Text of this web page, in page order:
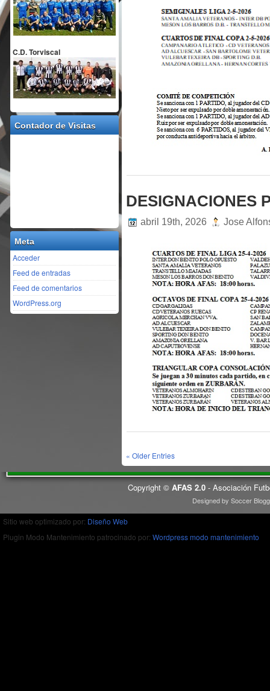
C.D. Torviscal
Contador de Visitas
Meta
Acceder
Feed de entradas
Feed de comentarios
WordPress.org
DESIGNACIONES
abril 19th, 2026 Jose
« Older Entries
Copyright © AFAS 2.0 - Asociación
Designed bySoccer
Sitio web optimizado por: Diseño Web
Plugin Modo Mantenimiento patrocinado por: Wordpress modo mantenimiento